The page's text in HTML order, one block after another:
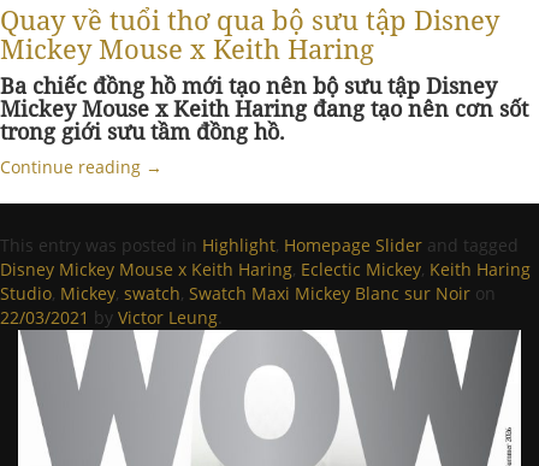
Quay về tuổi thơ qua bộ sưu tập Disney
Mickey Mouse x Keith Haring
Ba chiếc đồng hồ mới tạo nên bộ sưu tập Disney
Mickey Mouse x Keith Haring đang tạo nên cơn sốt
trong giới sưu tầm đồng hồ.
Continue reading →
This entry was posted in Highlight, Homepage Slider and tagged
Disney Mickey Mouse x Keith Haring, Eclectic Mickey, Keith Haring
Studio, Mickey, swatch, Swatch Maxi Mickey Blanc sur Noir on
22/03/2021 by Victor Leung.